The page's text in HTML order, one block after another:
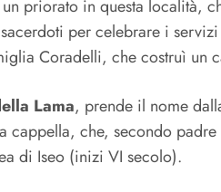
priorato in questa località,
per celebrare i
Coradelli, che costruì
Lama, prende il nome
che, secondo
di Iseo (inizi VI secolo).